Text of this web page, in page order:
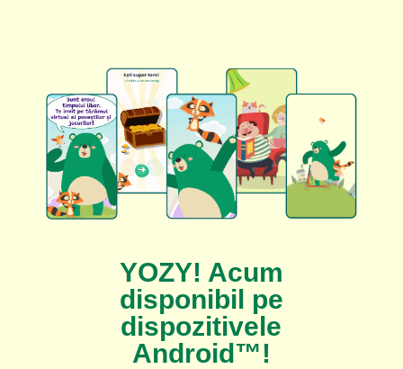
YOZY! Acum
disponibil pe
dispozitivele
Android™!